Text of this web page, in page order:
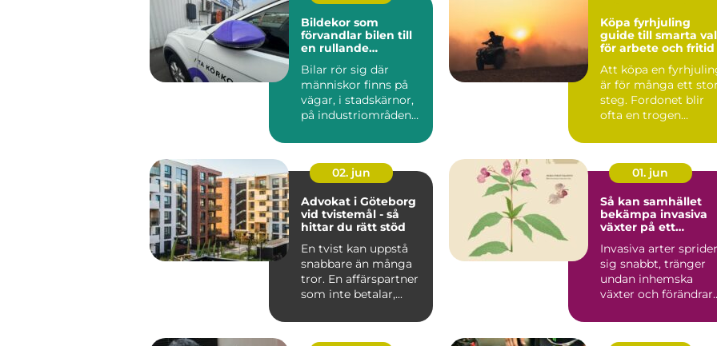
Bildekor som
förvandlar bilen till
en rullande
Bilar rör sig där
människor finns på
vägar, i stadskärnor,
på industriområden
N...
Köpa fyrhjuling
guide till smarta val
för arbete och fritid
Att köpa en
är för många ett
steg. Fordonet blir
ofta en trogen
02. jun
Advokat i Göteborg
vid tvistemål - så
hittar du rätt stöd
En tvist kan uppstå
snabbare än många
tror. En affärspartner
som inte betalar,...
01. jun
Så kan samhället
bekämpa invasiva
växter på ett
Invasiva arter sprider
sig snabbt, tränger
undan inhemska
växter och förändrar
Kommu...